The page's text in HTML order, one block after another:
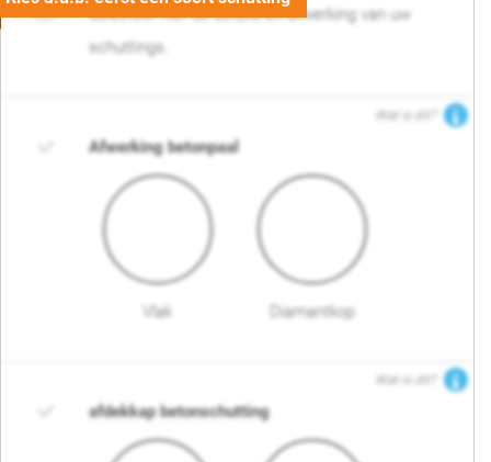
Selecteer hier de details en afwerking van uw
schuttings.
Wat is dit?
Afwerking betonpaal
Vlak Diamantkop
Wat is dit?
afdekkap betonschutting